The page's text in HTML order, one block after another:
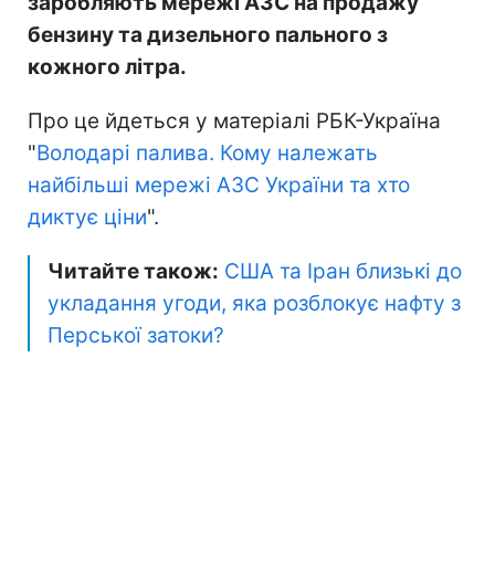
бензину та дизельного пального з
кожного літра.
Про це йдеться у матеріалі РБК-Україна
"Володарі палива. Кому належать
найбільші мережі АЗС України та хто
диктує ціни".
Читайте також: США та Іран близькі до
укладання угоди, яка розблокує нафту з
Перської затоки?